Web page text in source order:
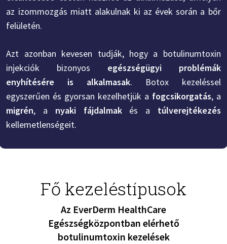
az izommozgás miatt alakulnak ki az évek során a bőr
felületén.
Azt azonban kevesen tudják, hogy a botulinumtoxin
injekciók bizonyos egészségügyi problémák
enyhítésére is alkalmasak. Botox kezeléssel
egyszerűen és gyorsan kezelhetjük a fogcsikorgatás, a
migrén, a nyaki fájdalmakés a túlverejtékezés
kellemetlenségeit.
Fő kezeléstípusok
Az EverDerm HealthCare
Egészségközpontban elérhető
botulinumtoxin kezelések